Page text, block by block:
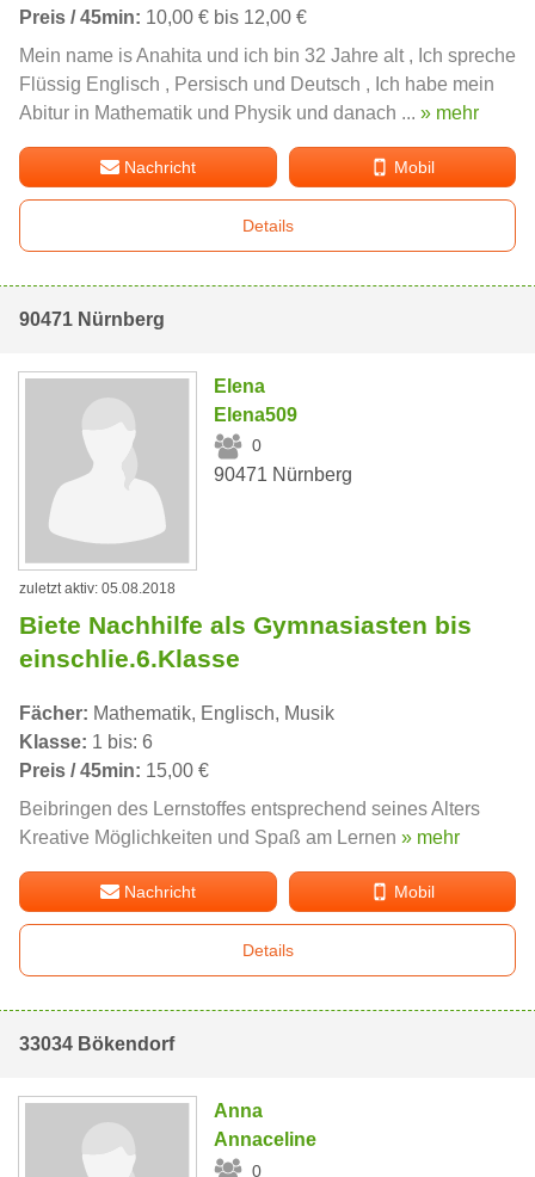
Preis / 45min: 10,00 € bis 12,00 €
Mein name is Anahita und ich bin 32 Jahre alt , Ich spreche
Flüssig Englisch , Persisch und Deutsch , Ich habe mein
Abitur in Mathematik und Physik und danach ... » mehr
Nachricht Mobil
Details
90471 Nürnberg
Elena
Elena509
0
90471 Nürnberg
zuletzt aktiv: 05.08.2018
Biete Nachhilfe als Gymnasiasten bis
einschlie.6.Klasse
Fächer: Mathematik, Englisch, Musik
Klasse: 1 bis: 6
Preis / 45min: 15,00 €
Beibringen des Lernstoffes entsprechend seines Alters
Kreative Möglichkeiten und Spaß am Lernen » mehr
Nachricht Mobil
Details
33034 Bökendorf
Anna
Annaceline
0